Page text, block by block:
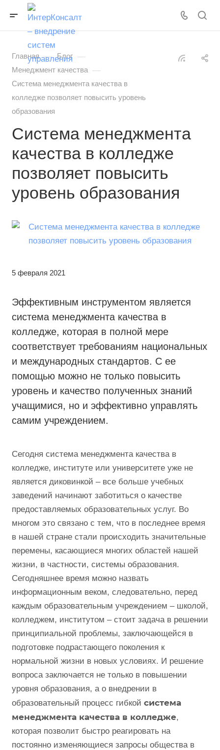
Главная — Блог —
Менеджмент качества —
Система менеджмента качества в
колледже позволяет повысить уровень
образования
Система менеджмента
качества в колледже
позволяет повысить
уровень образования
5 февраля 2021
Эффективным инструментом является
система менеджмента качества в
колледже, которая в полной мере
соответствует требованиям национальных
и международных стандартов. С ее
помощью можно не только повысить
уровень и качество полученных знаний
учащимися, но и эффективно управлять
самим учреждением.
Сегодня система менеджмента качества в
колледже, институте или университете уже не
является диковинкой – все больше учебных
заведений начинают заботиться о качестве
предоставляемых образовательных услуг. Во
многом это связано с тем, что в последнее время
в нашей стране стали происходить значительные
перемены, касающиеся многих областей нашей
жизни, в частности, системы образования.
Сегодняшнее время можно назвать
информационным веком, следовательно, перед
каждым образовательным учреждением – школой,
колледжем, институтом – стоит задача в решении
принципиальной проблемы, заключающейся в
подготовке подрастающего поколения к
нормальной жизни в новых условиях. И решение
вопроса заключается не только в повышении
уровня образования, а о внедрении в
образовательный процесс гибкой система
менеджмента качества в колледже,
которая позволит быстро реагировать на
постоянно изменяющиеся запросы общества в